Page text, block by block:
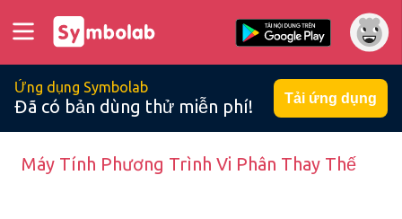
Ứng dụng Symbolab
Đã có bản dùng thử miễn phí! Tải ứng dụng
Máy Tính Phương Trình Vi Phân Thay Thế